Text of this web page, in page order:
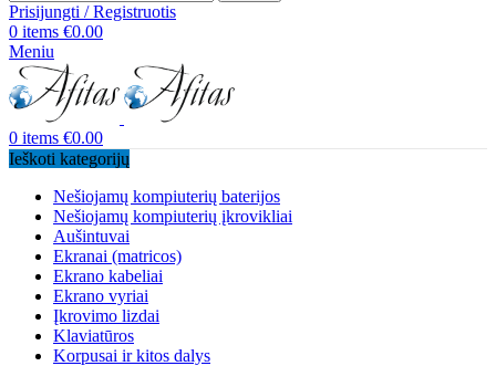
Prisijungti / Registruotis
0 items €0.00
Meniu
0 items €0.00
Ieškoti kategorijų
Nešiojamų kompiuterių baterijos
Nešiojamų kompiuterių įkrovikliai
Aušintuvai
Ekranai (matricos)
Ekrano kabeliai
Ekrano vyriai
Įkrovimo lizdai
Klaviatūros
Korpusai ir kitos dalys